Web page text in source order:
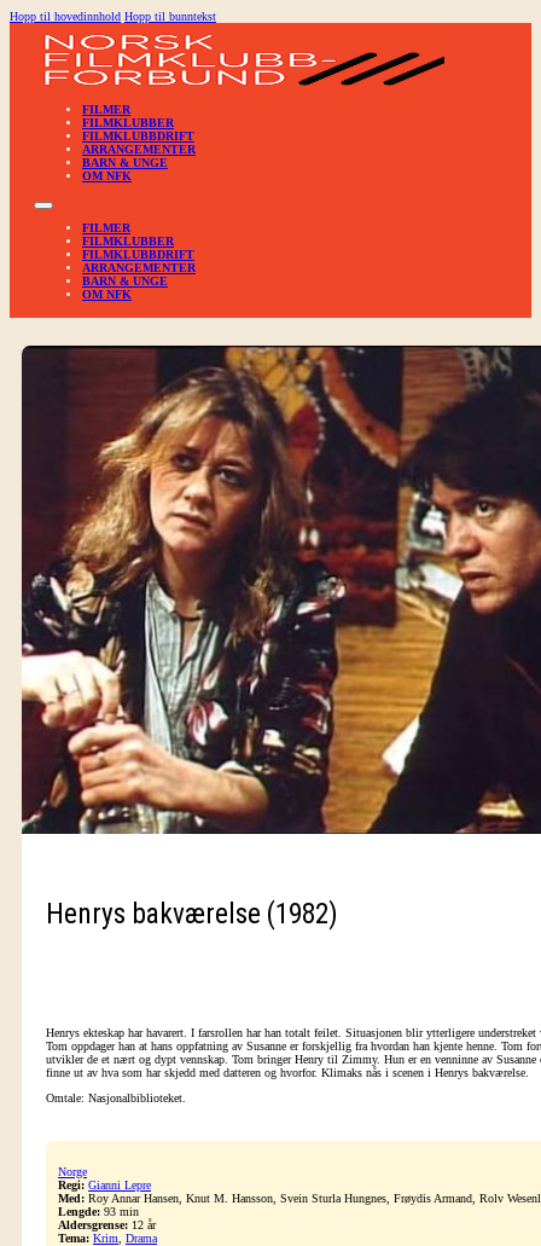
Hopp til hovedinnhold Hopp til bunntekst
FILMER
FILMKLUBBER
FILMKLUBBDRIFT
ARRANGEMENTER
BARN & UNGE
OM NFK
FILMER
FILMKLUBBER
FILMKLUBBDRIFT
ARRANGEMENTER
BARN & UNGE
OM NFK
Henrys bakværelse (1982)
Henrys ekteskap har havarert. I farsrollen har han totalt feilet. Situasjonen blir ytterligere
Tom oppdager han at hans oppfatning av Susanne er forskjellig fra hvordan han kjente henne.
utvikler de et nært og dypt vennskap. Tom bringer Henry til Zimmy. Hun er en venninne av
finne ut av hva som har skjedd med datteren og hvorfor. Klimaks nås i scenen i Henrys bakværelse.
Omtale: Nasjonalbiblioteket.
Norge
Regi: Gianni Lepre
Med: Roy Annar Hansen, Knut M. Hansson, Svein Sturla Hungnes, Frøydis Armand, Rolv
Lengde: 93 min
Aldersgrense: 12 år
Tema: Krim
Drama